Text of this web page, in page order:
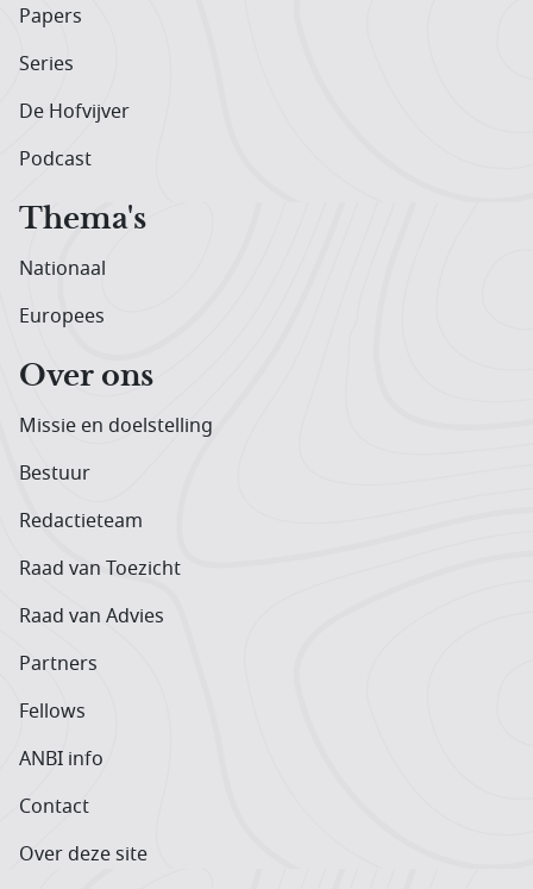
Papers
Series
De Hofvijver
Podcast
Thema's
Nationaal
Europees
Over ons
Missie en doelstelling
Bestuur
Redactieteam
Raad van Toezicht
Raad van Advies
Partners
Fellows
ANBI info
Contact
Over deze site